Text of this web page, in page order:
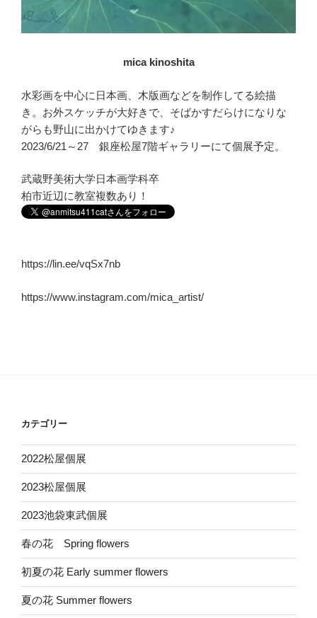
mica kinoshita
水彩画を中心に日本画、木版画などを制作してる絵描
き。お外スケッチが大好きで、そばかすだらけになりな
がらも野山に出かけてゆきます♪
2023/6/21～27 銀座松屋7階ギャラリーにて個展予定。
武蔵野美術大学日本画学科卒
柏市近辺に教室複数あり！
https://lin.ee/vqSx7nb
https://www.instagram.com/mica_artist/
カテゴリー
2022松屋個展
2023松屋個展
2023池袋東武個展
春の花 Spring flowers
初夏の花 Early summer flowers
夏の花 Summer flowers